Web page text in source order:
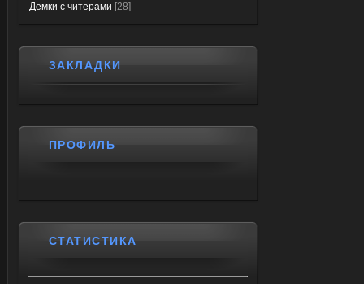
Демки с читерами [28]
ЗАКЛАДКИ
ПРОФИЛЬ
СТАТИСТИКА